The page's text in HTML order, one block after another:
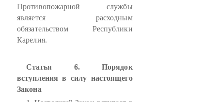
Противопожарной службы
является расходным
обязательством Республики
Карелия.
Статья 6. Порядок
вступления в силу настоящего
Закона